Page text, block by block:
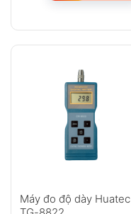
Máy đo độ dày Huatec